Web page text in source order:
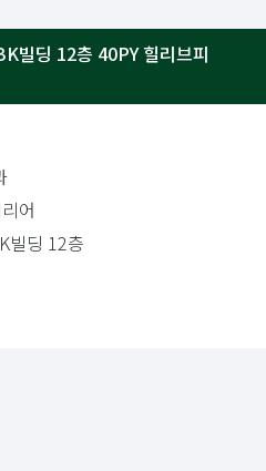
빌딩 12층 40PY 힐리브피
어
빌딩 12층